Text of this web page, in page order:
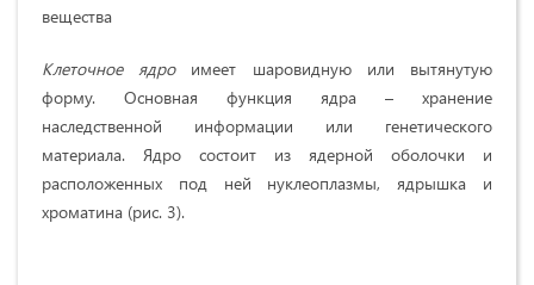
вещества
Клеточное ядроимеет шаровидную или вытянутую
форму. Основная функция ядра – хранение
наследственной информации или генетического
материала. Ядро состоит из ядерной оболочки и
расположенных под ней нуклеоплазмы, ядрышка и
хроматина (рис. 3).